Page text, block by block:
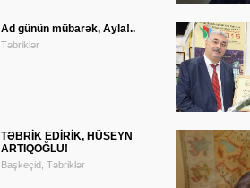
Ad günün mübarək, Ayla!..
Təbriklər
TƏBRİK EDİRİK, HÜSEYN
ARTIQOĞLU!
Başkeçid, Təbriklər